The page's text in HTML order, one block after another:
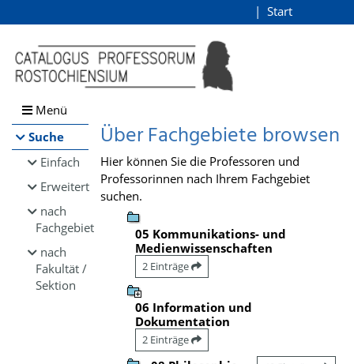
Browsen
direkt zum Inhalt
Start
Menü
Suche
Einfach
Erweitert
nach
Fachgebiet
nach
Fakultät /
Sektion
Über Fachgebiete browsen
Hier können Sie die Professoren und
Professorinnen nach Ihrem Fachgebiet
suchen.
05 Kommunikations- und
Medienwissenschaften
2 Einträge
06 Information und
Dokumentation
2 Einträge